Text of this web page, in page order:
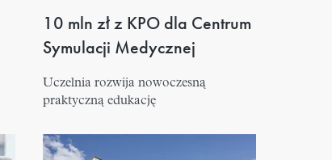
10 mln zł z KPO dla Centrum
Symulacji Medycznej
Uczelnia rozwija nowoczesną
praktyczną edukację